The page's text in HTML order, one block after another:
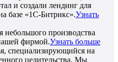
и создали лендинг для
базе «1С-Битрикс».Узнать
небольшого производства
фирмой.Узнать больше
специализирующийся на
целительства. Мы